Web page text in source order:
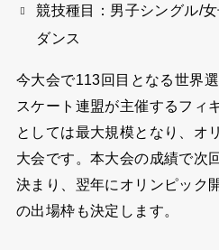
競技種目：男子シングル/
ダンス
今大会で113回目となる世界
スケート連盟が主催するフィ
としては最大規模となり、オ
大会です。本大会の成績で次
決まり、翌年にオリンピック
の出場枠も決定します。